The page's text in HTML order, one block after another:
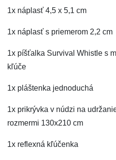
1x náplasť 4,5 x 5,1 cm
1x náplasť s priemerom 2,2 cm
1x píšťalka Survival Whistle s
kľúče
1x pláštenka jednoduchá
1x prikrývka v núdzi na
rozmermi 130x210 cm
1x reflexná kľúčenka